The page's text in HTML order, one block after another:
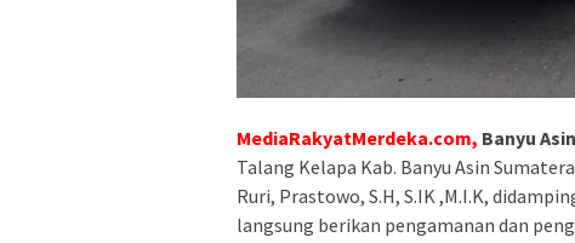
MediaRakyatMerdeka.com, Banyu
Talang Kelapa Kab. Banyu Asin
Ruri, Prastowo, S.H, S.IK ,M.I.K,
langsung berikan pengamanan dan